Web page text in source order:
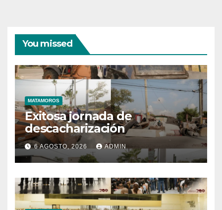
You missed
MATAMOROS
Exitosa jornada de
descacharización
6 AGOSTO, 2026 ADMIN